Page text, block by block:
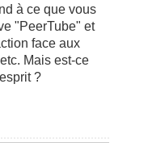
à ce que vous
"PeerTube" et
face aux
Mais est-ce
?